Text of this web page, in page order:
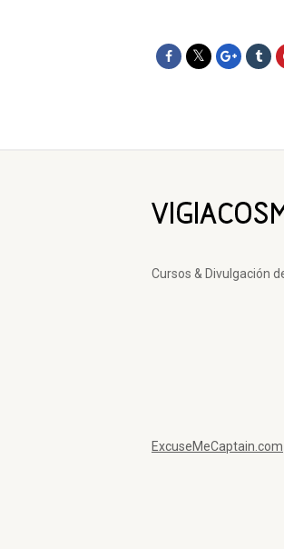
Cursos & Divulgación
ExcuseMeCaptain.com